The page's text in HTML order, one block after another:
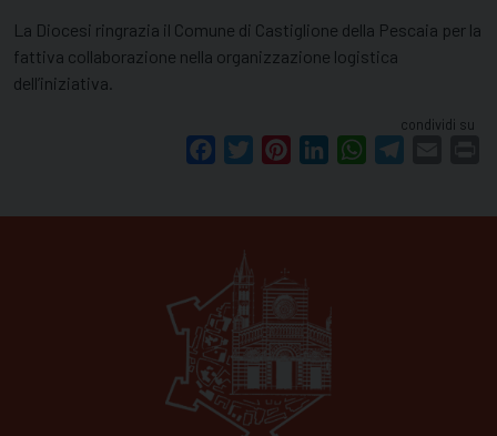
La Diocesi ringrazia il Comune di Castiglione della Pescaia per la
fattiva collaborazione nella organizzazione logistica
dell’iniziativa.
condividi su
FacebookTwitterPinterestLinkedInWhatsApp